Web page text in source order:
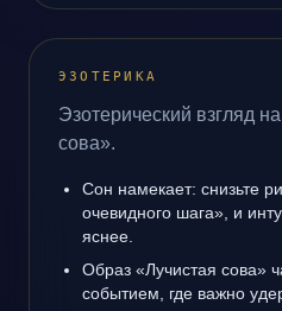
ЭЗОТЕРИКА
Эзотерический взгляд
сова».
Сон намекает: снизьте
очевидного шага», и
яснее.
Образ «Лучистая сова»
событием, где важно